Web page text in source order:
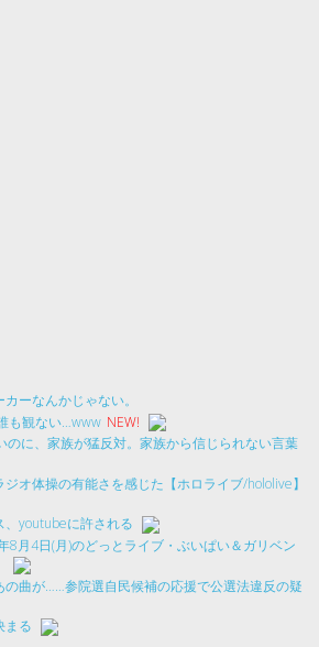
ーなんかじゃない。
も観ない…www NEW!
のに、家族が猛反対。家族から信じられない言葉
ジオ体操の有能さを感じた【ホロライブ/hololive】
、youtubeに許される
8月4日(月)のどっとライブ・ぶいぱい＆ガリベン
の曲が……参院選自民候補の応援で公選法違反の疑
まる